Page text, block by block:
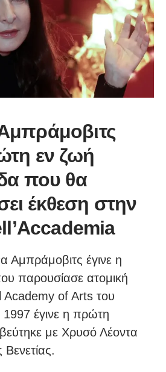
εν ζωή
που θα
έκθεση στην
Αμπράμοβιτς έγινε η
παρουσίασε ατομική
Academy of Arts του
έγινε η πρώτη
με Χρυσό Λέοντα